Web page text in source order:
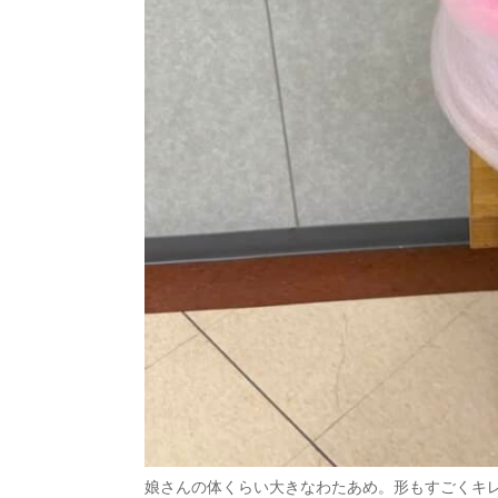
娘さんの体くらい大きなわたあめ。形もすごくキ